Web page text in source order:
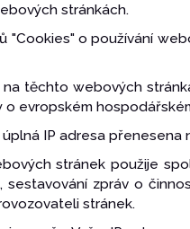
stránkách.
"Cookies" o používání
těchto webových
o evropském
IP adresa přenesena
stránek použije
zpráv o
stránek.